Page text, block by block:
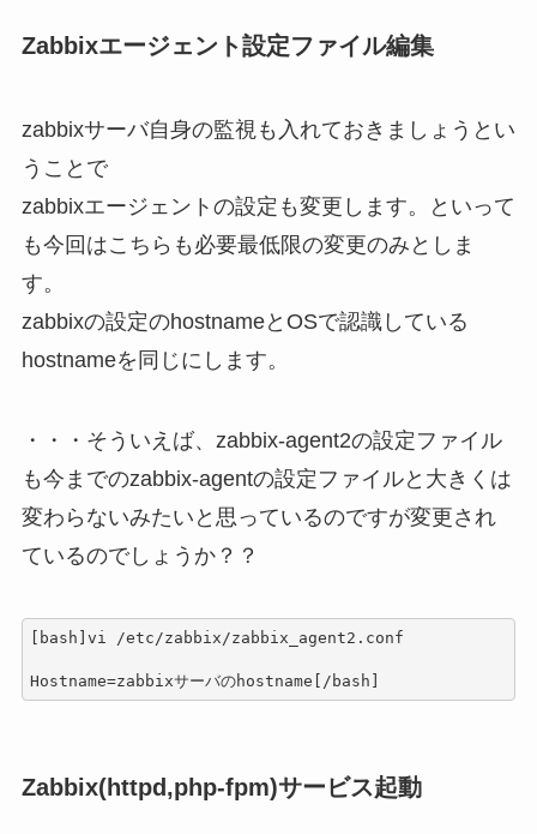
Zabbixエージェント設定ファイル編集
zabbixサーバ自身の監視も入れておきましょうとい
うことで
zabbixエージェントの設定も変更します。といって
も今回はこちらも必要最低限の変更のみとしま
す。
zabbixの設定のhostnameとOSで認識している
hostnameを同じにします。
・・・そういえば、zabbix-agent2の設定ファイル
も今までのzabbix-agentの設定ファイルと大きくは
変わらないみたいと思っているのですが変更され
ているのでしょうか？？
[bash]vi /etc/zabbix/zabbix_agent2.conf
Hostname=zabbixサーバのhostname[/bash]
Zabbix(httpd,php-fpm)サービス起動